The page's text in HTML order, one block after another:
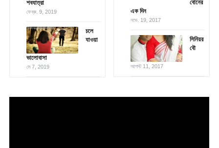
শবযাত্রা
ফেব্রু. 9, 2019
চলে
যাওয়া
ভালোবাসা
মে 7, 2019
বোনের
এক দিন
নভে. 19, 2017
সিনিয়র
বৌ
আগস্ট 11, 2017